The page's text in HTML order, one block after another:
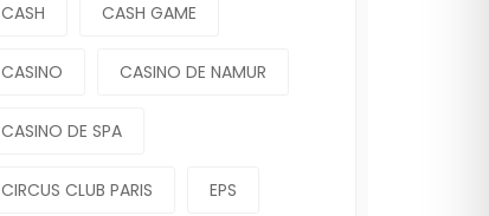
CASH CASH GAME
CASINO CASINO DE NAMUR
CASINO DE SPA
CIRCUS CLUB PARIS EPS